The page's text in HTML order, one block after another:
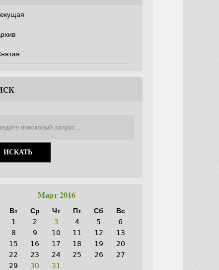
Март 2016
Вт Ср Чт Пт Сб
Вс
1
2 3 4 5
6
8 9 10 11 12
13
15 16 17 18 19
20
22 23 24 25 26
27
29 30
31